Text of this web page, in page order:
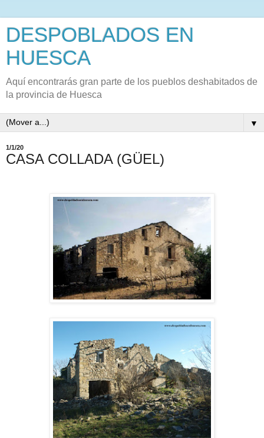
DESPOBLADOS EN
HUESCA
Aquí encontrarás gran parte de los pueblos deshabitados de
la provincia de Huesca
▼
1/1/20
CASA COLLADA (GÜEL)